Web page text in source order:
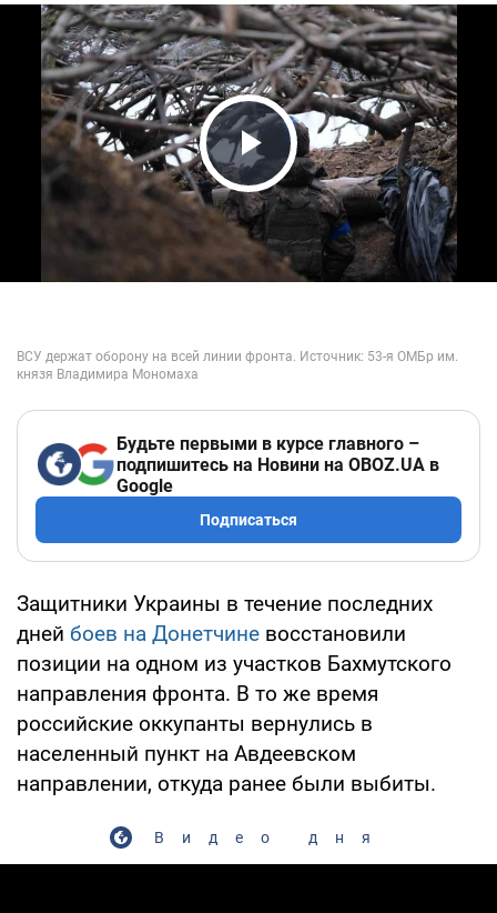
Play Video
Будьте первыми в курсе главного –
подпишитесь на Новини на OBOZ.UA в
Google
Подписаться
Защитники Украины в течение последних
дней боев на Донетчине восстановили
позиции на одном из участков Бахмутского
направления фронта. В то же время
российские оккупанты вернулись в
населенный пункт на Авдеевском
направлении, откуда ранее были выбиты.
Видео дня